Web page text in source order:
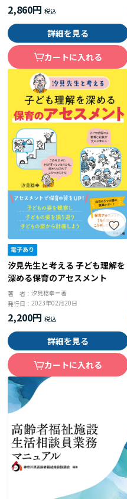
2,860円
詳細を見る
カートに入れる
汐見先生と考える 子ども理解を
深める保育のアセスメント
著 者：汐見稔幸＝著
発行日：2023年02月20日
2,200円
詳細を見る
カートに入れる